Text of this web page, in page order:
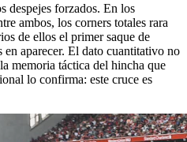
despejes forzados. En los
ambos, los corners totales rara
de ellos el primer saque de
en aparecer. El dato cuantitativo no
memoria táctica del hincha que
lo confirma: este cruce es